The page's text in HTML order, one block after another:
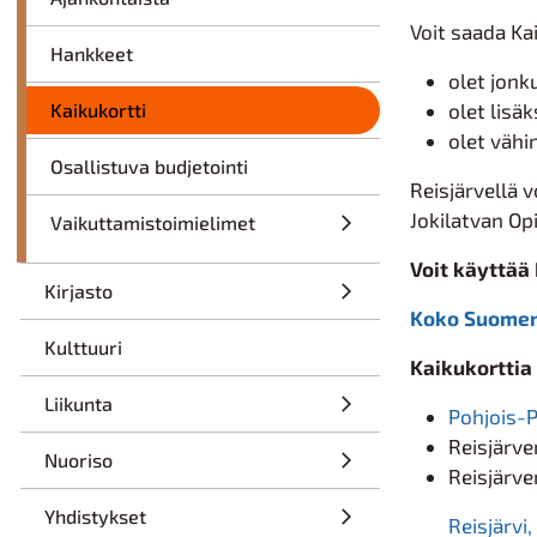
Hankkeet
Kaikukortti
Osallistuva budjetointi
Vaikuttamistoimielimet
Kirjasto
Kulttuuri
Liikunta
Nuoriso
Yhdistykset
Voit saada
olet
olet
olet
Reisjärvellä
Jokilatvan
Voit käyttää
Koko
Kaikukorttia
Pohjois-